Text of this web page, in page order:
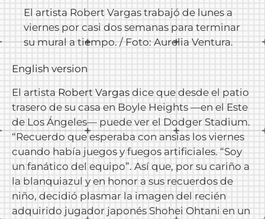
El artista Robert Vargas trabajó de lunes a
viernes por casi dos semanas para terminar
su mural a tiempo. / Foto: Aurelia Ventura.
English version
El artista Robert Vargas dice que desde el patio
trasero de su casa en Boyle Heights —en el Este
de Los Ángeles— puede ver el Dodger Stadium.
“Recuerdo que esperaba con ansias los viernes
cuando había juegos y fuegos artificiales. “Soy
un fanático del equipo”. Así que, por su cariño a
la blanquiazul y en honor a sus recuerdos de
niño, decidió plasmar la imagen del recién
adquirido jugador japonés Shohei Ohtani en un